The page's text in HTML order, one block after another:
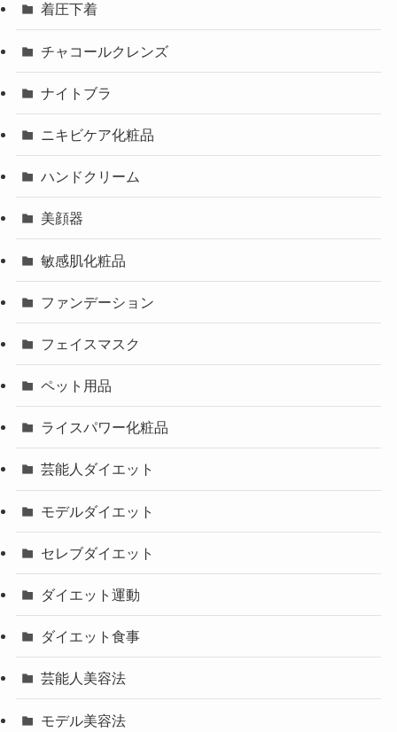
着圧下着
チャコールクレンズ
ナイトブラ
ニキビケア化粧品
ハンドクリーム
美顔器
敏感肌化粧品
ファンデーション
フェイスマスク
ペット用品
ライスパワー化粧品
芸能人ダイエット
モデルダイエット
セレブダイエット
ダイエット運動
ダイエット食事
芸能人美容法
モデル美容法